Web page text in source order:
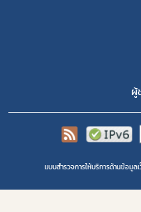
ผู้
แบบสำรวจการให้บริการด้านข้อมูล